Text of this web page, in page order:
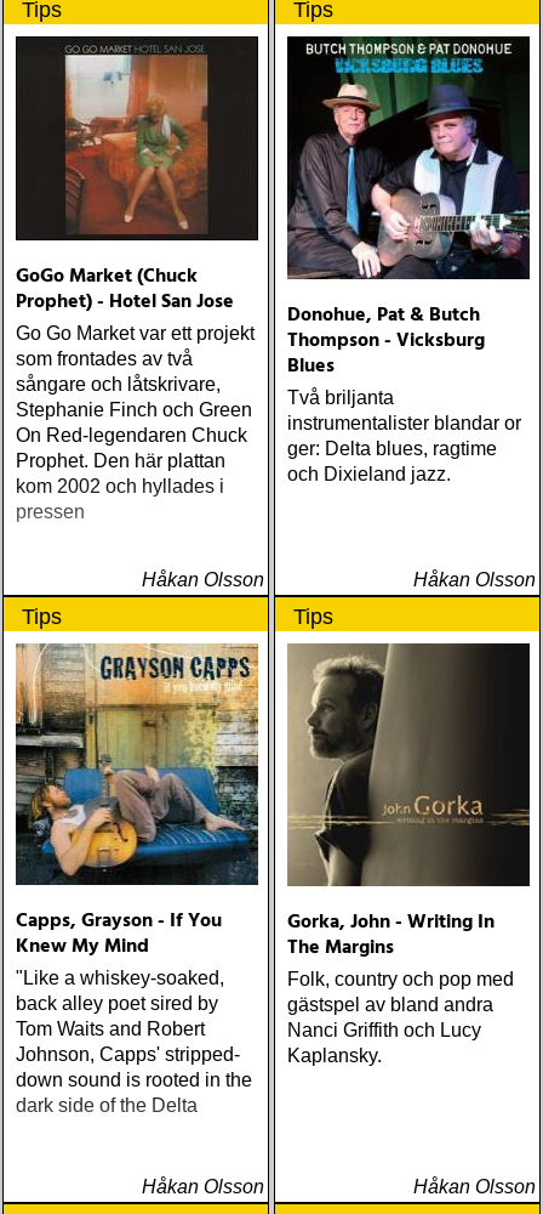
populære reggaestil kaldet
one-drop
Tips
GoGo Market (Chuck
Prophet) - Hotel San Jose
Go Go Market var ett projekt
som frontades av två
sångare och låtskrivare,
Stephanie Finch och Green
On Red-legendaren Chuck
Prophet. Den här plattan
kom 2002 och hyllades i
pressen
Håkan Olsson
Tips
Donohue, Pat & Butch
Thompson - Vicksburg
Blues
Två briljanta
instrumentalister blandar or
ger: Delta blues, ragtime
och Dixieland jazz.
Håkan Olsson
Tips
Capps, Grayson - If You
Knew My Mind
"Like a whiskey-soaked,
back alley poet sired by
Tom Waits and Robert
Johnson, Capps' stripped-
down sound is rooted in the
dark side of the Delta
Håkan Olsson
Tips
Gorka, John - Writing In
The Margins
Folk, country och pop med
gästspel av bland andra
Nanci Griffith och Lucy
Kaplansky.
Håkan Olsson